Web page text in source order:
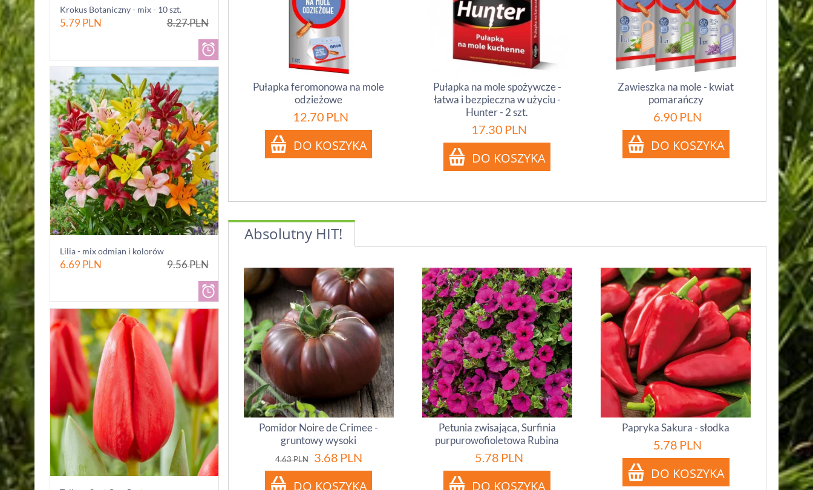
Krokus Botaniczny - mix - 10 szt.
5.79PLN 8.27PLN
Lilia - mix odmian i kolorów
6.69PLN 9.56PLN
Pułapka feromonowa na mole
odzieżowe
12.70 PLN
Pułapka na mole spożywcze -
łatwa i bezpieczna w użyciu -
Hunter - 2 szt.
17.30 PLN
Zawieszka na mole - kwiat
pomarańczy
6.90 PLN
Absolutny HIT!
Pomidor Noire de Crimee -
gruntowy wysoki
4.63PLN 3.68 PLN
Petunia zwisająca, Surfinia
purpurowofioletowa Rubina
5.78 PLN
Papryka Sakura - słodka
5.78 PLN